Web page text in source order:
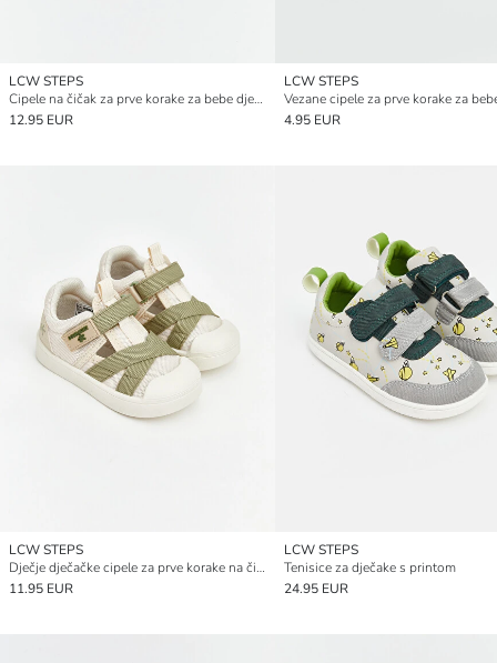
LCW STEPS
Cipele na čičak za prve korake za bebe djevojčice
12.95 EUR
LCW STEPS
4.95 EUR
LCW STEPS
Dječje dječačke cipele za prve korake na čičak traku
11.95 EUR
LCW STEPS
Tenisice za dječake s printom
24.95 EUR